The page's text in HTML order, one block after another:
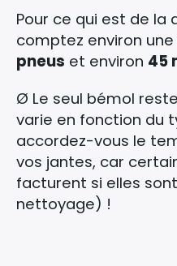
Pour ce qui est de la
comptez environ une
pneus et environ 45
Ø Le seul bémol
varie en fonction du
accordez-vous le
vos jantes, car
facturent si elles
nettoyage) !